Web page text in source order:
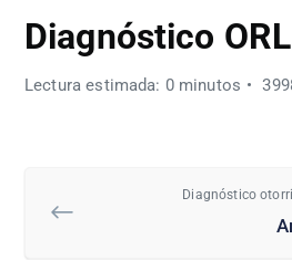
Diagnóstico ORL
Lectura estimada: 0 minutos
Diagnóstico